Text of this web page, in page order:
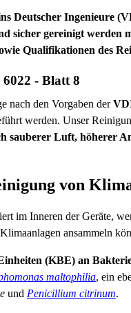
Deutscher Ingenieure
sicher gereinigt werden
Qualifikationen des
- Blatt 8
nach den Vorgaben der
werden. Unser
sauberer Luft, höherer
von
im Inneren der Geräte,
ansammeln
(KBE) an
maltophilia, ein
und Penicillium citrinum.